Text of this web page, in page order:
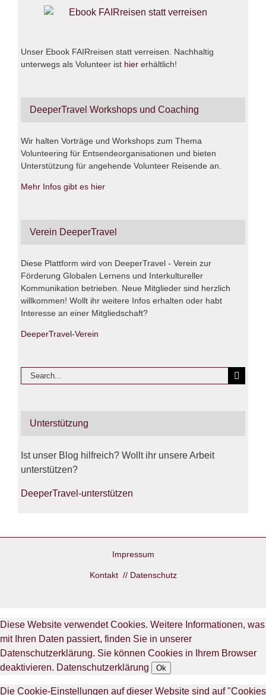
Unser Ebook FAIRreisen statt verreisen. Nachhaltig
unterwegs als Volunteer ist hier erhältlich!
DeeperTravel Workshops und Coaching
Wir halten Vorträge und Workshops zum Thema
Volunteering für Entsendeorganisationen und bieten
Unterstützung für angehende Volunteer Reisende an.
Mehr Infos gibt es hier
Verein DeeperTravel
Diese Plattform wird von DeeperTravel - Verein zur
Förderung Globalen Lernens und Interkultureller
Kommunikation betrieben. Neue Mitglieder sind herzlich
willkommen! Wollt ihr weitere Infos erhalten oder habt
Interesse an einer Mitgliedschaft?
DeeperTravel-Verein
Search
for:
Unterstützung
Ist unser Blog hilfreich? Wollt ihr unsere Arbeit
unterstützen?
DeeperTravel-unterstützen
Impressum
Kontakt // Datenschutz
Diese Website verwendet Cookies. Weitere Informationen, was
mit Ihren Daten passiert, finden Sie in unserer
Datenschutzerklärung. Sie können Cookies in Ihrem Browser
deaktivieren. Datenschutzerklärung Ok
Die Cookie-Einstellungen auf dieser Website sind auf "Cookies